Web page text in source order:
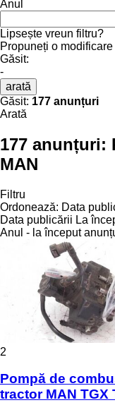
Anul
Lipsește vreun filtru?
Propuneți o modificare
Găsit:
-
arată
Găsit: 177 anunțuri
Arată
177 anunțuri:
MAN
Filtru
Ordonează: Data
Data publicării La
Anul - la început
2
Pompă de
tractor MAN TGX